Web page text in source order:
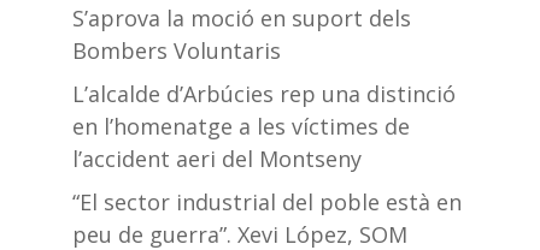
S’aprova la moció en suport dels
Bombers Voluntaris
L’alcalde d’Arbúcies rep una distinció
en l’homenatge a les víctimes de
l’accident aeri del Montseny
“El sector industrial del poble està en
peu de guerra”. Xevi López, SOM